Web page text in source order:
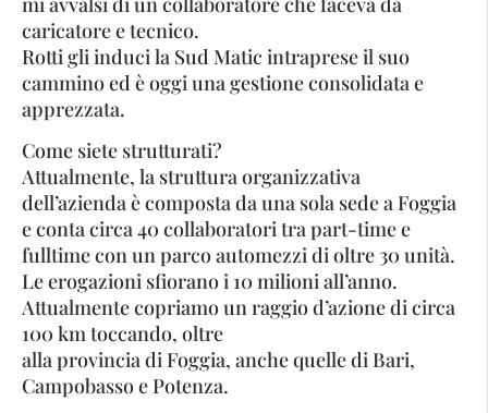
caricatore e tecnico.
Rotti gli induci la Sud Matic intraprese il suo
cammino ed è oggi una gestione consolidata e
apprezzata.
Come siete strutturati?
Attualmente, la struttura organizzativa
dell’azienda è composta da una sola sede a Foggia
e conta circa 40 collaboratori tra part-time e
fulltime con un parco automezzi di oltre 30 unità.
Le erogazioni sfiorano i 10 milioni all’anno.
Attualmente copriamo un raggio d’azione di circa
100 km toccando, oltre
alla provincia di Foggia, anche quelle di Bari,
Campobasso e Potenza.